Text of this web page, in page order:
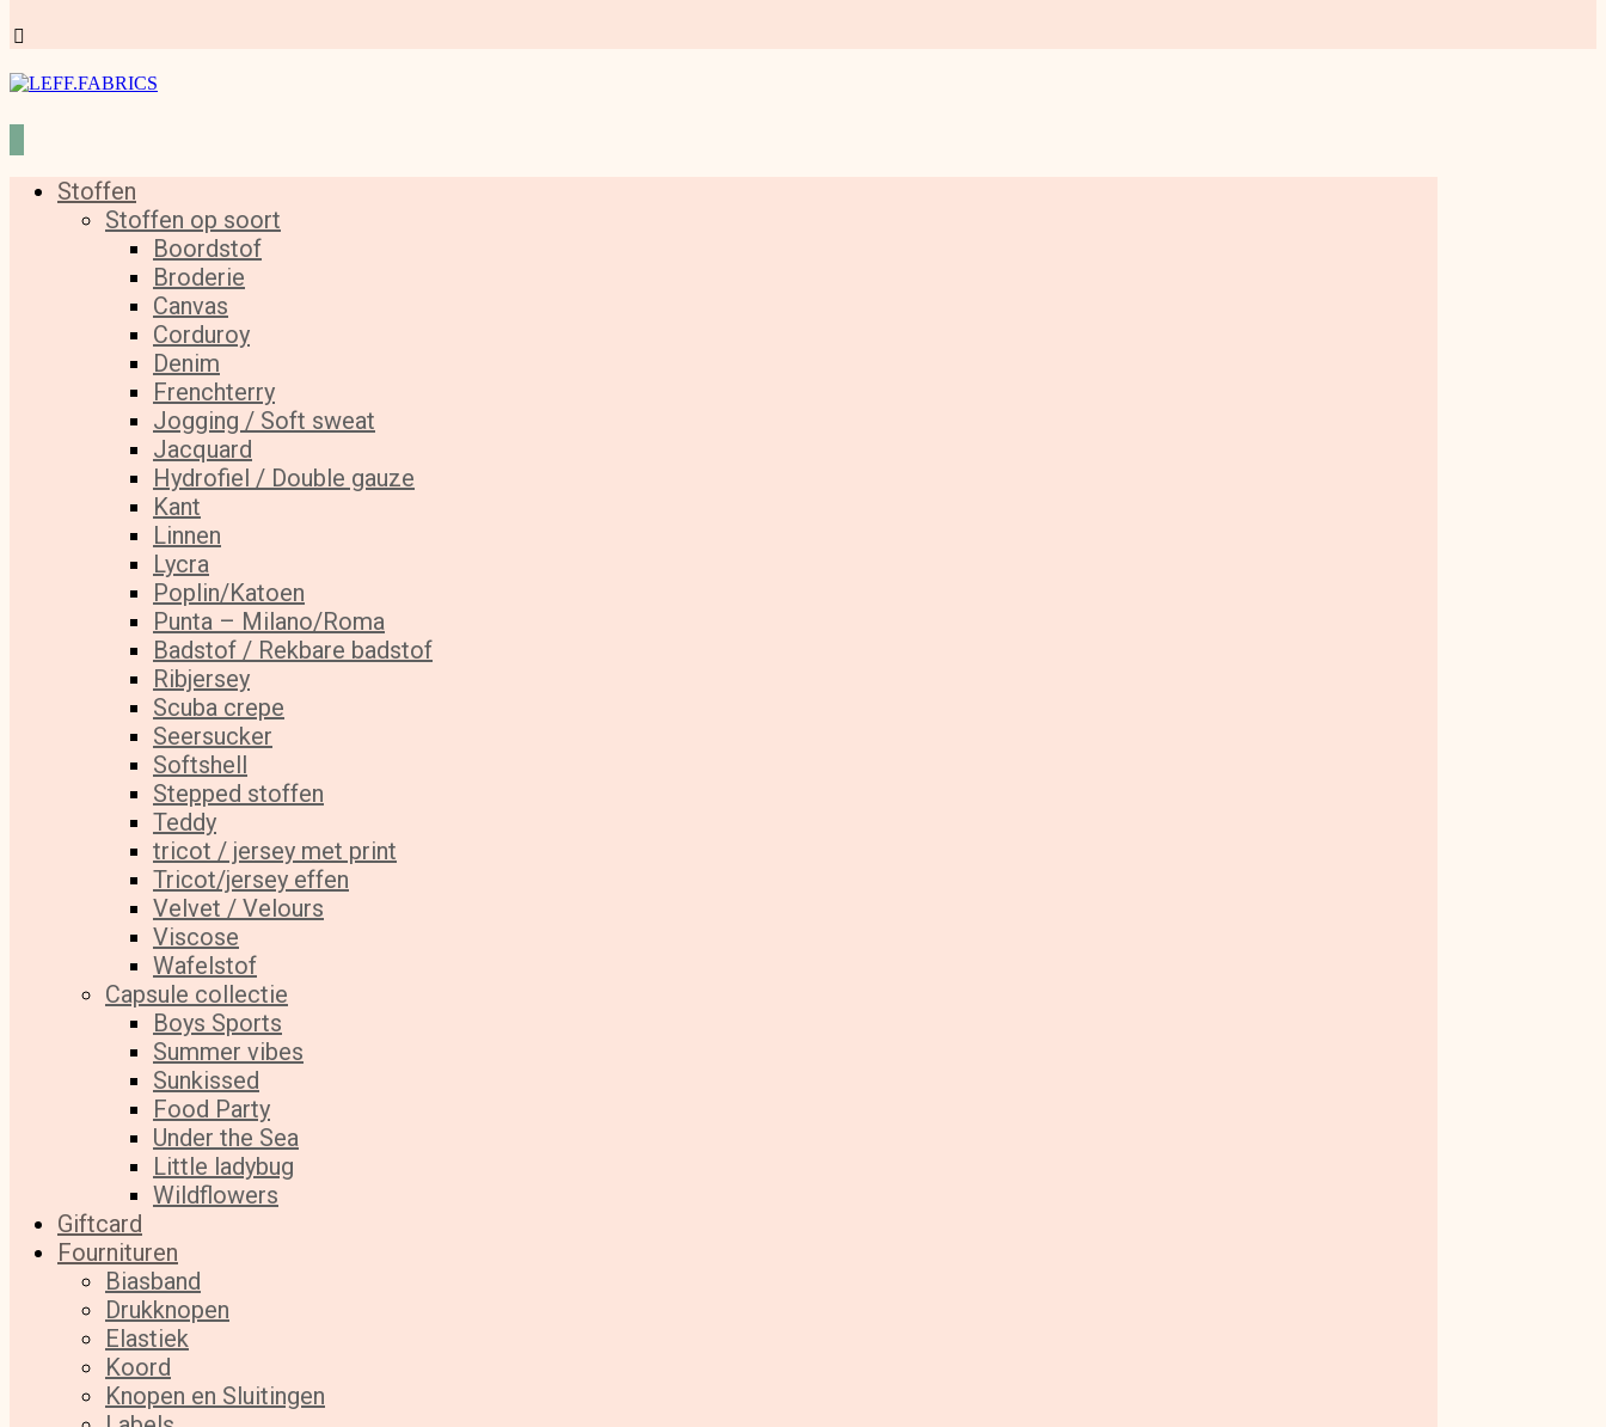
Stoffen
Stoffen op soort
Boordstof
Broderie
Canvas
Corduroy
Denim
Frenchterry
Jogging / Soft sweat
Jacquard
Hydrofiel / Double gauze
Kant
Linnen
Lycra
Poplin/Katoen
Punta – Milano/Roma
Badstof / Rekbare badstof
Ribjersey
Scuba crepe
Seersucker
Softshell
Stepped stoffen
Teddy
tricot / jersey met print
Tricot/jersey effen
Velvet / Velours
Viscose
Wafelstof
Capsule collectie
Boys Sports
Summer vibes
Sunkissed
Food Party
Under the Sea
Little ladybug
Wildflowers
Giftcard
Fournituren
Biasband
Drukknopen
Elastiek
Koord
Knopen en Sluitingen